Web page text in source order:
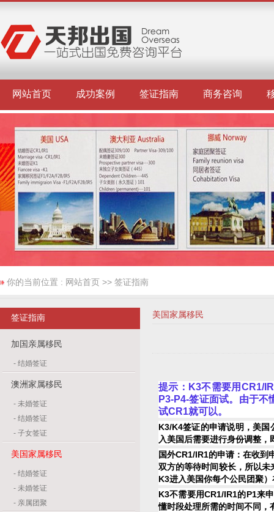
网站首页 成功案例 签证指南 商务咨询
你的当前位置 : 网站首页 >> 签证指南
签证指南
加国亲属移民
- 结婚签证
澳洲家属移民
- 未婚签证
- 结婚签证
- 子女签证
美国家属移民
- 结婚签证
- 未婚签证
- 亲属团聚
美国家属移民
提示：K3不需要用CR1/
P3-P4-签证面试。由于
试CR1就可以。
K3/K4签证的申请说明，美国
入美国后需要进行身份调整
国外CR1/IR1的申请：在收到
双方的等待时间较长，所以
K3进入美国你每个公民团聚
K3不需要用CR1/IR1的P1来
懂时段处理所需的时间不同